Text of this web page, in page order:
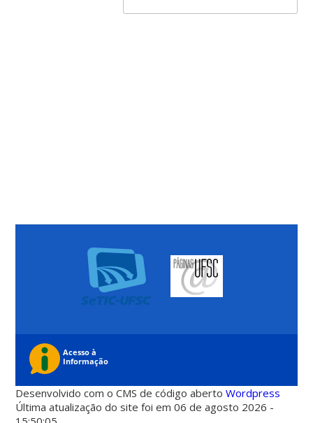
Desenvolvido com o CMS de código abertoWordpress
Última atualização do site foi em 06 de agosto 2026 -